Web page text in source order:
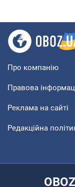
Про компанію
Правова
Реклама на сайті
Редакційна